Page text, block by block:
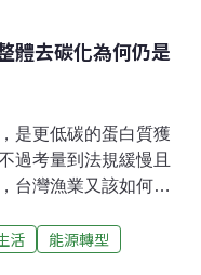
體去碳化為何仍是
是更低碳的蛋白質獲
過考量到法規緩慢且
台灣漁業又該如何跟
發布的報告《世界漁
，2022年全球漁業和
活
能源轉型